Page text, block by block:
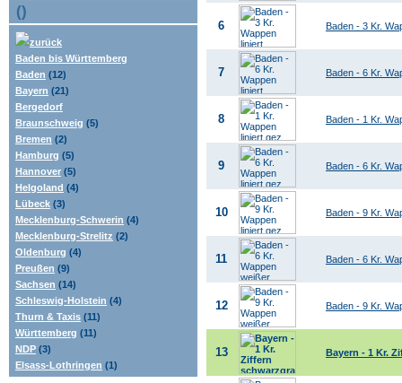
()
zurück
Baden bis Württemberg
Baden (12)
Bayern (21)
Bergedorf
Braunschweig (5)
Bremen (2)
Hamburg (5)
Hannover (5)
Helgoland (4)
Lübeck (3)
Mecklenburg-Schwerin (4)
Mecklenburg-Strelitz (2)
Oldenburg (4)
Preußen (9)
Sachsen (14)
Schleswig-Holstein (4)
Thurn & Taxis (11)
Württemberg (11)
NDP (3)
Elsass-Lothringen (1)
6 Baden - 3 Kr.
7 Baden - 6 Kr.
8 Baden - 1 Kr.
9 Baden - 6 Kr.
10 Baden - 9 Kr.
11 Baden - 6 Kr.
12 Baden - 9 Kr.
13 Bayern - 1 Kr.